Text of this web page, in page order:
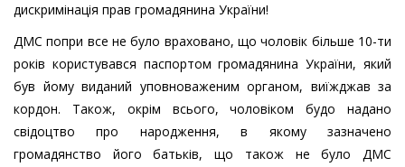
дискримінація прав громадянина України!
ДМС попри все не було враховано, що чоловік більше 10-ти
років користувався паспортом громадянина України, який
був йому виданий уповноваженим органом, виїжджав за
кордон. Також, окрім всього, чоловіком будо надано
свідоцтво про народження, в якому зазначено
громадянство його батьків, що також не було ДМС